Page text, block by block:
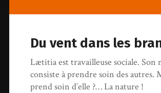
Du vent dans les
Lætitia est travailleuse sociale. Son
consiste à prendre soin des autres.
prend soin d’elle ?… La nature !